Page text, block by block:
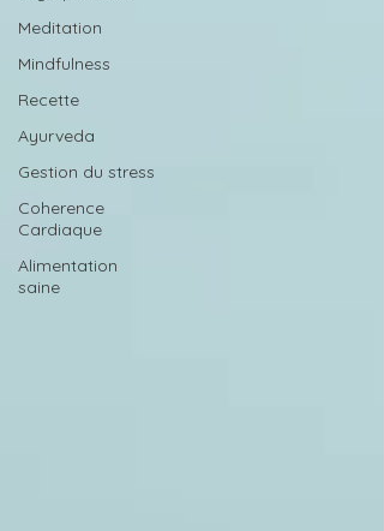
Meditation
Mindfulness
Recette
Ayurveda
Gestion du stress
Coherence
Cardiaque
Alimentation
saine